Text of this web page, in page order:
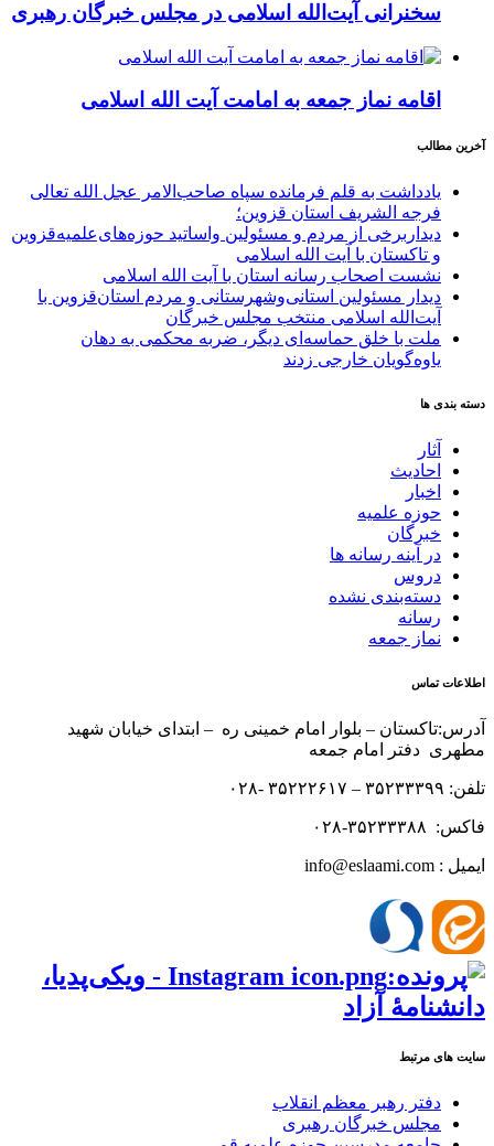
سخنرانی آیت‌الله اسلامی در مجلس خبرگان رهبری
اقامه نماز جمعه به امامت آیت الله اسلامی
آخرین مطالب
یادداشت به قلم فرمانده سپاه صاحب‌الامر عجل الله تعالی
فرجه الشریف استان قزوین؛
دیداربرخی از مردم و مسئولین واساتید حوزه‌های‌علمیه‌قزوین
و تاکستان با آیت الله اسلامی
نشست اصحاب رسانه استان با آیت الله اسلامی
دیدار مسئولین استانی‌وشهرستانی و مردم‌ استان‌قزوین با
آیت‌الله‌ اسلامی منتخب مجلس‌ خبرگان
ملت با خلق حماسه‌ای دیگر، ضربه محکمی به دهان
یاوه‌گویان خارجی زدند
دسته بندی ها
آثار
احادیث
اخبار
حوزه علمیه
خبرگان
در آینه رسانه ها
دروس
دسته‌بندی نشده
رسانه
نماز جمعه
اطلاعات تماس
آدرس:تاکستان – بلوار امام خمینی ره – ابتدای خیابان شهید
مطهری دفتر امام جمعه
تلفن: ۳۵۲۳۳۳۹۹ – ۳۵۲۲۲۶۱۷ -۰۲۸
فاکس: ۳۵۲۳۳۳۸۸-۰۲۸
ایمیل : info@eslaami.com
سایت های مرتبط
دفتر رهبر معظم انقلاب
مجلس خبرگان رهبری